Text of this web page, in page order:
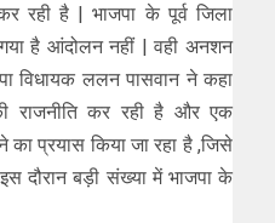
रही है | भाजपा के पूर्व जिला
है आंदोलन नहीं | वही अनशन
विधायक ललन पासवान ने कहा
राजनीति कर रही है और एक
प्रयास किया जा रहा है ,जिसे
दौरान बड़ी संख्या में भाजपा के